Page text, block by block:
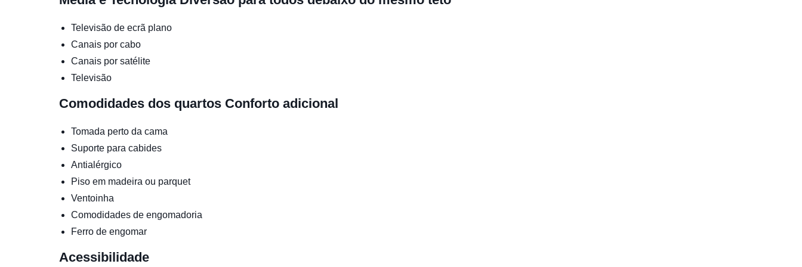
Televisão de ecrã plano
Canais por cabo
Canais por satélite
Televisão
Comodidades dos quartos Conforto adicional
Tomada perto da cama
Suporte para cabides
Antialérgico
Piso em madeira ou parquet
Ventoinha
Comodidades de engomadoria
Ferro de engomar
Acessibilidade